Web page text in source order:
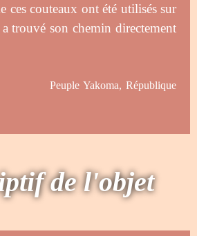
ces couteaux ont été utilisés sur
trouvé son chemin directement
République
de l'objet